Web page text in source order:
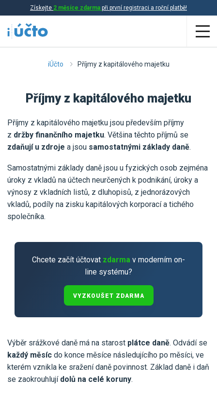
Získejte 2 měsíce zdarma při první registraci a roční platbě!
Aplikace
Daňová evidence
Fakturace
Přehled funkcí
Online účetnictví
Online daňová evidence
Online fakturace
Ceník a sklady
One Stop Shop (OSS)
Všechny funkce
Ceník
Účetní služby
Poptávka účetních služeb
Ceník účetních služeb
Pro firmy
Pro živnostníky
Pro spolky Blog Kontakt
VYZKOUŠET ZDARMA
iÚčto Příjmy z kapitálového majetku
Příjmy z kapitálového majetku
Příjmy z kapitálového majetku jsou především příjmy
z držby finančního majetku. Většina těchto příjmů se
zdaňují u zdroje a jsou samostatnými základy daně.
Samostatnými základy daně jsou u fyzických osob zejména
úroky z vkladů na účtech neurčených k podnikání, úroky a
výnosy z vkladních listů, z dluhopisů, z jednorázových
vkladů, podíly na zisku kapitálových korporací a tichého
společníka.
Chcete začít účtovat zdarma v moderním on-
line systému?
VYZKOUŠET ZDARMA
Výběr srážkové daně má na starost plátce daně. Odvádí se
každý měsíc do konce měsíce následujícího po měsíci, ve
kterém vznikla ke sražení daně povinnost. Základ daně i daň
se zaokrouhlují dolů na celé koruny.